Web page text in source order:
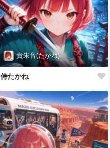
貴朱音(たかね)
侍たかね